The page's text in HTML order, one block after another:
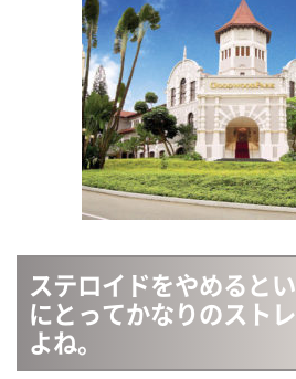
ステロイドをやめると
にとってかなりのスト
よね。